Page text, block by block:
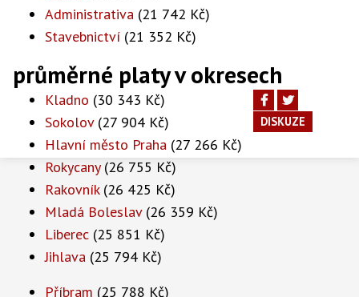
Administrativa (21 742 Kč)
Stavebnictví (21 352 Kč)
průměrné platy v okresech
Kladno (30 343 Kč)
Sokolov(27 904 Kč)
Hlavní město Praha (27 266 Kč)
Rokycany(26 755 Kč)
Rakovník(26 425 Kč)
Mladá Boleslav(26 359 Kč)
Liberec (25 851 Kč)
Jihlava (25 794 Kč)
Příbram (25 788 Kč)
DISKUZE